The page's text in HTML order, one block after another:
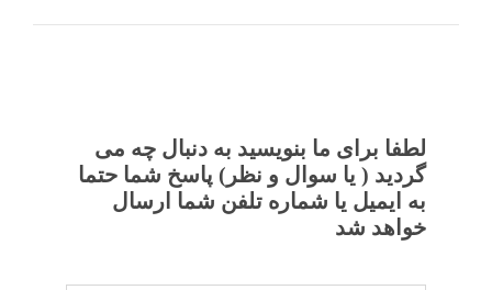
لطفا برای ما بنویسید به دنبال چه می
گردید ( یا سوال و نظر) پاسخ شما حتما
به ایمیل یا شماره تلفن شما ارسال
خواهد شد